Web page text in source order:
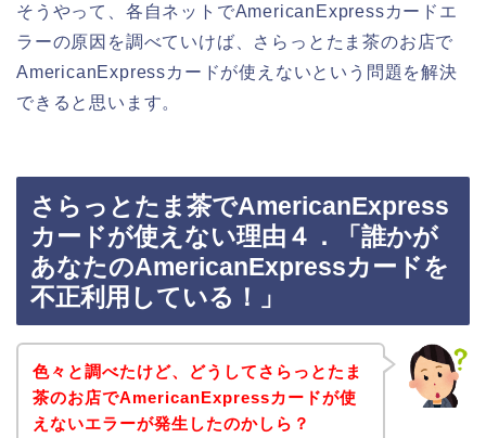
そうやって、各自ネットでAmericanExpressカードエ
ラーの原因を調べていけば、さらっとたま茶のお店で
AmericanExpressカードが使えないという問題を解決
できると思います。
さらっとたま茶でAmericanExpress
カードが使えない理由４．「誰かが
あなたのAmericanExpressカードを
不正利用している！」
色々と調べたけど、どうしてさらっとたま
茶のお店でAmericanExpressカードが使
えないエラーが発生したのかしら？